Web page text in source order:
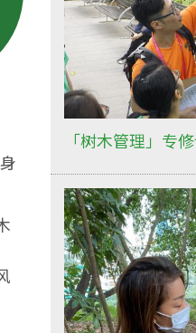
「树木管理」专